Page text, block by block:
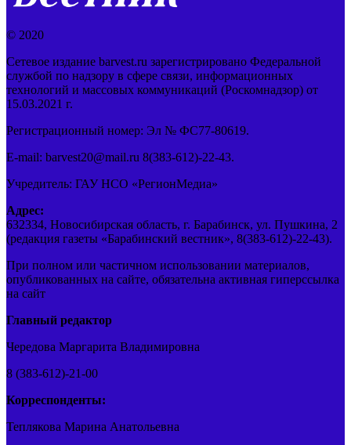
© 2020
Сетевое издание barvest.ru зарегистрировано Федеральной
службой по надзору в сфере связи, информационных
технологий и массовых коммуникаций (Роскомнадзор) от
15.03.2021 г.
Регистрационный номер: Эл № ФС77-80619.
E-mail: barvest20@mail.ru 8(383-612)-22-43.
Учредитель: ГАУ НСО «РегионМедиа»
Адрес:
632334, Новосибирская область, г. Барабинск, ул. Пушкина, 2
(редакция газеты «Барабинский вестник», 8(383-612)-22-43).
При полном или частичном использовании материалов,
опубликованных на сайте, обязательна активная гиперссылка
на сайт
Главный редактор
Чередова Маргарита Владимировна
8 (383-612)-21-00
Корреспонденты:
Теплякова Марина Анатольевна